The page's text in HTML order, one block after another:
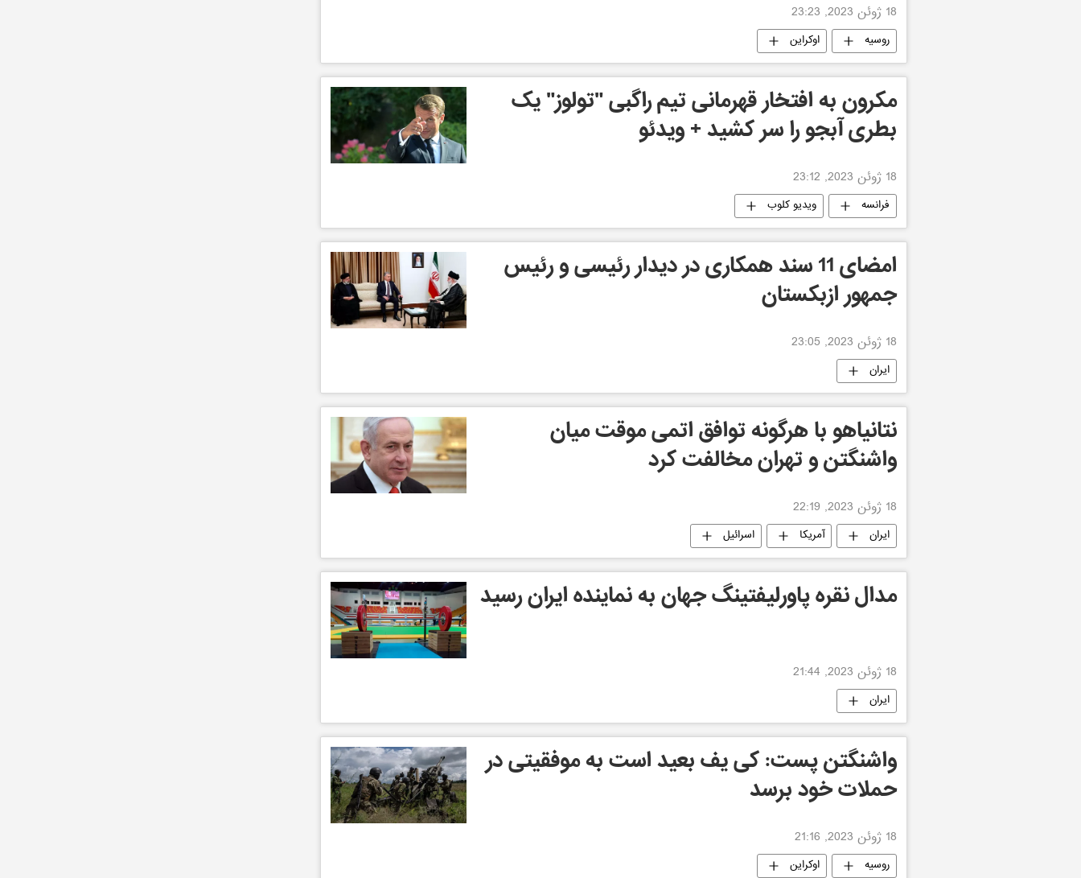
18 ژوئن 2023, 23:23
روسیه اوکراین
مکرون به افتخار قهرمانی تیم راگبی "تولوز" یک
بطری آبجو را سر کشید + ویدئو
18 ژوئن 2023, 23:12
فرانسه ویدیو کلوب
امضای 11 سند همکاری در دیدار رئیسی و رئیس
جمهور ازبکستان
18 ژوئن 2023, 23:05
ایران
نتانیاهو با هرگونه توافق اتمی موقت میان
واشنگتن و تهران مخالفت کرد
18 ژوئن 2023, 22:19
ایران آمریکا اسرائیل
مدال نقره پاورلیفتینگ جهان به نماینده ایران رسید
18 ژوئن 2023, 21:44
ایران
واشنگتن پست: کی یف بعید است به موفقیتی در
حملات خود برسد
18 ژوئن 2023, 21:16
روسیه اوکراین